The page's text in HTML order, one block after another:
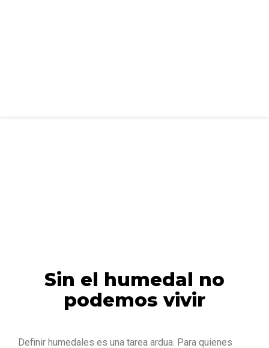
Sin el humedal no
podemos vivir
Definir humedales es una tarea ardua. Para quienes